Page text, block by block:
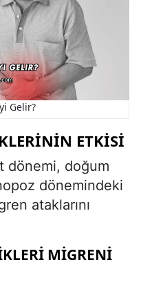
Gelir?
ETKISI
dönemi, doğum
dönemindeki
ataklarını
MIGRENI